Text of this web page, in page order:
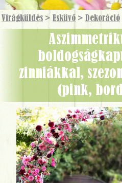
Virágküldés > Esküvő > Dekoráció
Aszimmetrikus esküvői
zinniákkal,
(pink,